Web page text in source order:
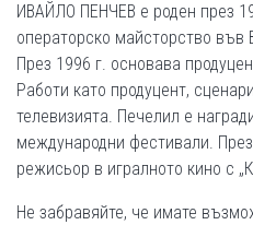
ИВАЙЛО ПЕНЧЕВ е роден през
операторско майсторство във
През 1996 г. основава
Работи като продуцент,
телевизията. Печелил е
международни фестивали.
режисьор в игралното кино с
Не забравяйте, че имате